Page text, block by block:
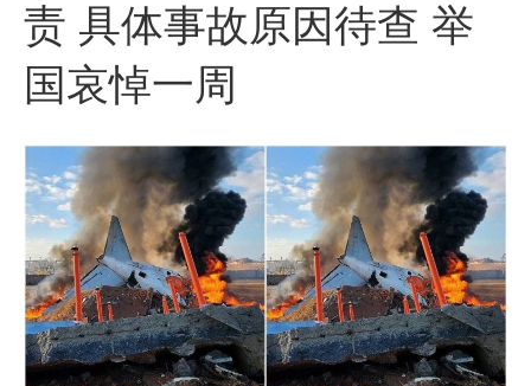
责 具体事故原因待查 举
国哀悼一周